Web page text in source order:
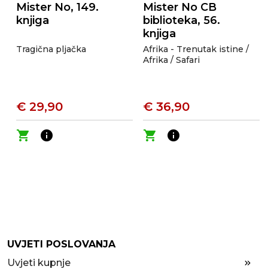
Mister No, 149.
knjiga
Tragična pljačka
€ 29,90
shopping_cart
info
Mister No CB
biblioteka, 56.
knjiga
Afrika - Trenutak istine /
Afrika / Safari
€ 36,90
shopping_cart
info
UVJETI POSLOVANJA
Uvjeti kupnje